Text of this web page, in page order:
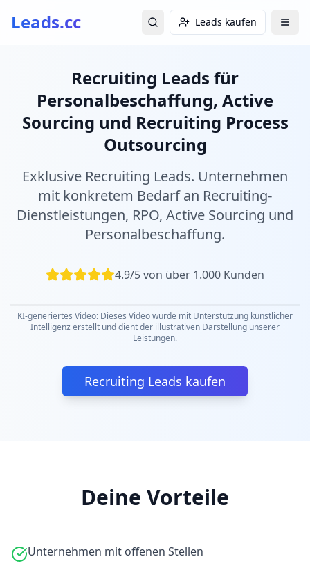
Leads.cc Leads kaufen
Recruiting Leads für
Personalbeschaffung, Active
Sourcing und Recruiting Process
Outsourcing
Exklusive Recruiting Leads. Unternehmen
mit konkretem Bedarf an Recruiting-
Dienstleistungen, RPO, Active Sourcing und
Personalbeschaffung.
4.9/5 von über 1.000 Kunden
KI-generiertes Video: Dieses Video wurde mit Unterstützung künstlicher
Intelligenz erstellt und dient der illustrativen Darstellung unserer
Leistungen.
Recruiting Leads kaufen
Deine Vorteile
Unternehmen mit offenen Stellen